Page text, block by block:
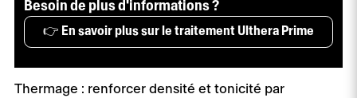
Besoin de plus d'informations ?
👉 En savoir plus sur le traitement Ulthera Prime
Thermage : renforcer densité et tonicité par